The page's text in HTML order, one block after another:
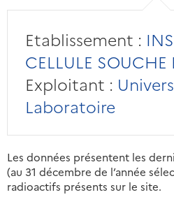
Etablissement :
CELLULE SOUCHE
Exploitant :
Laboratoire
Les données présentent les
(au 31 décembre de l’année
radioactifs présents sur le site.